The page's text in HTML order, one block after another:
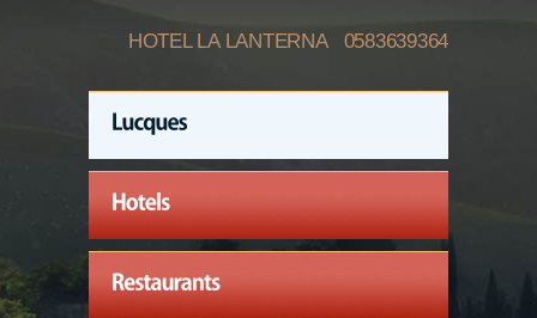
HOTEL LA LANTERNA 0583639364